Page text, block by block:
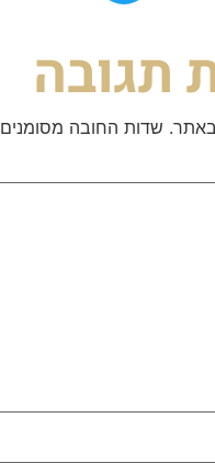
תגובה
באתר. שדות החובה מסומנים